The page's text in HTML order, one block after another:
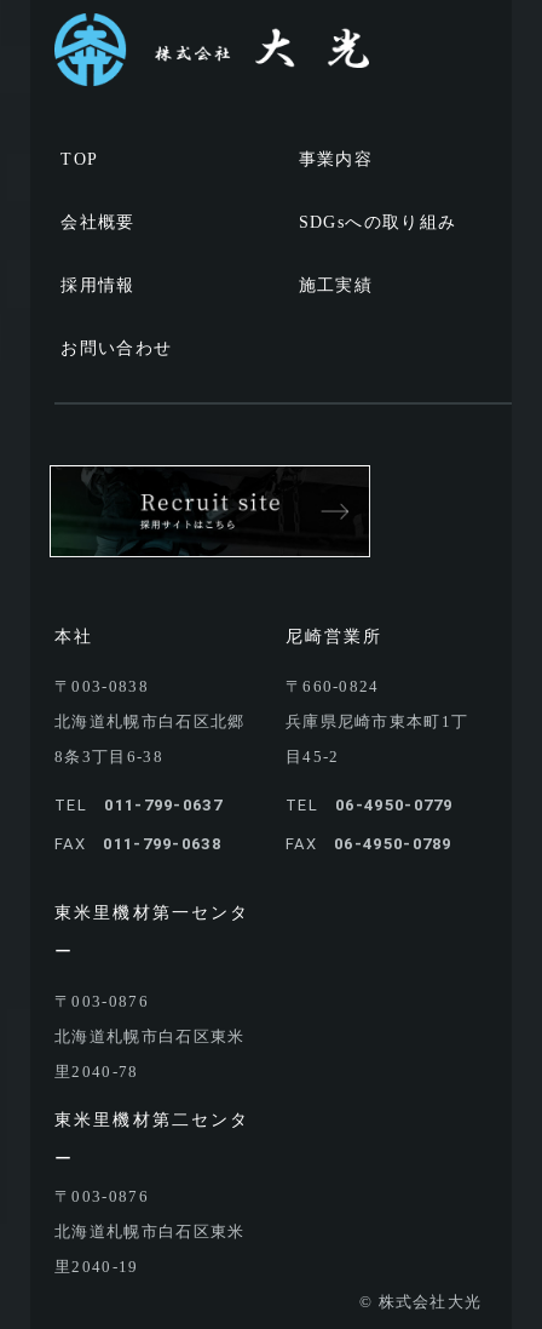
TOP 事業内容
会社概要 SDGsへの取り組み
採用情報 施工実績
お問い合わせ
本社
〒003-0838
北海道札幌市白石区北郷
8条3丁目6-38
TEL 011-799-0637
FAX 011-799-0638
尼崎営業所
〒660-0824
兵庫県尼崎市東本町1丁
目45-2
TEL 06-4950-0779
FAX 06-4950-0789
東米里機材第一センタ
ー
〒003-0876
北海道札幌市白石区東米
里2040-78
東米里機材第二センタ
ー
〒003-0876
北海道札幌市白石区東米
里2040-19
© 株式会社大光